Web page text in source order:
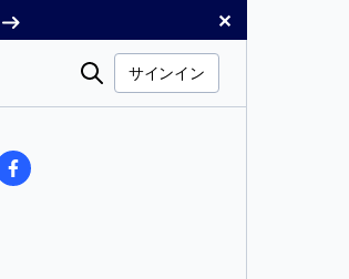
✕
検
サインイン